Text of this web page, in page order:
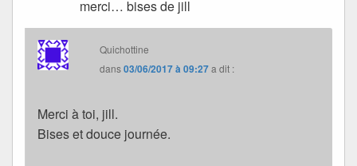
merci… bises de jill
Quichottine
dans03/06/2017 à 09:27a dit :
Merci à toi, jill.
Bises et douce journée.